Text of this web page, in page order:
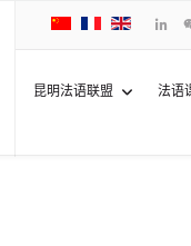
昆明法语联盟 法语